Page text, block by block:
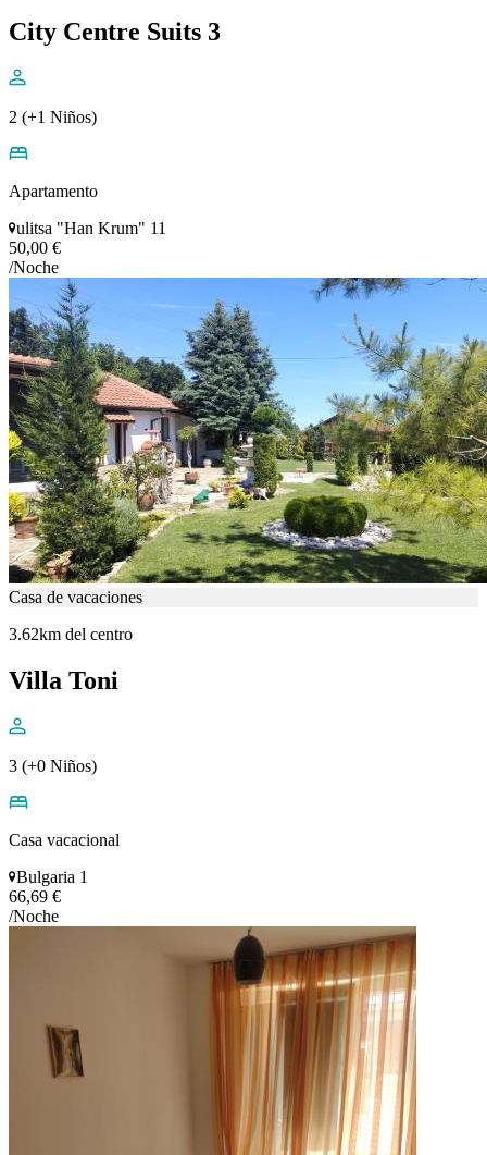
City Centre Suits 3
2 (+1 Niños)
Apartamento
ulitsa "Han Krum" 11
50,00 €
/Noche
Casa de vacaciones
3.62km del centro
Villa Toni
3 (+0 Niños)
Casa vacacional
Bulgaria 1
66,69 €
/Noche